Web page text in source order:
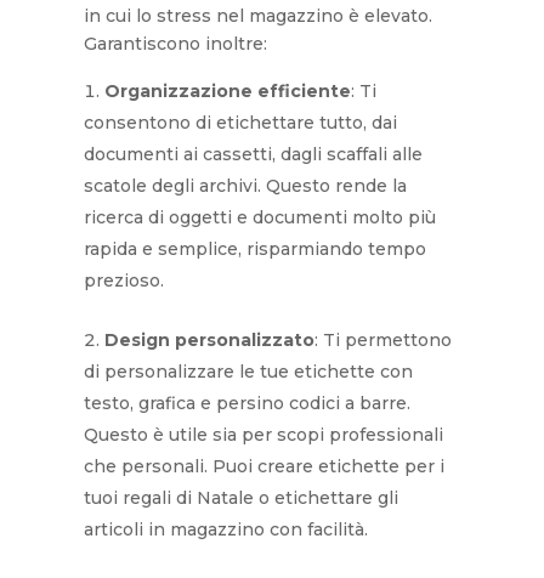
in cui lo stress nel magazzino è elevato.
Garantiscono inoltre:
Organizzazione efficiente: Ti
consentono di etichettare tutto, dai
documenti ai cassetti, dagli scaffali alle
scatole degli archivi. Questo rende la
ricerca di oggetti e documenti molto più
rapida e semplice, risparmiando tempo
prezioso.
Design personalizzato: Ti permettono
di personalizzare le tue etichette con
testo, grafica e persino codici a barre.
Questo è utile sia per scopi professionali
che personali. Puoi creare etichette per i
tuoi regali di Natale o etichettare gli
articoli in magazzino con facilità.